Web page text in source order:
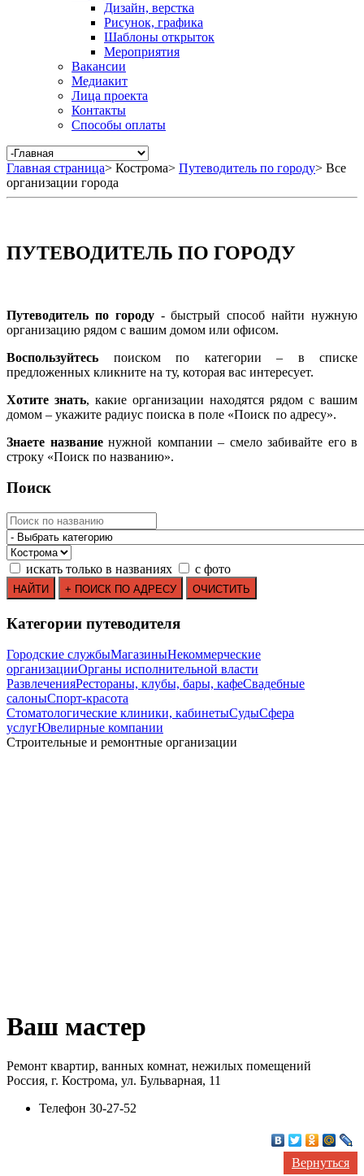
Дизайн, верстка
Рисунок, графика
Шаблоны открыток
Мероприятия
Вакансии
Медиакит
Лица проекта
Контакты
Способы оплаты
Главная страница> Кострома> Путеводитель по городу> Все
организации города
ПУТЕВОДИТЕЛЬ ПО ГОРОДУ
Путеводитель по городу- быстрый способ найти нужную
организацию рядом с вашим домом или офисом.
Воспользуйтесь поиском по категории – в списке
предложенных кликните на ту, которая вас интересует.
Хотите знать, какие организации находятся рядом с вашим
домом – укажите радиус поиска в поле «Поиск по адресу».
Знаете названиенужной компании – смело забивайте его в
строку «Поиск по названию».
Поиск
искать только в названиях с фото
Категории путеводителя
Городские службыМагазиныНекоммерческие
организацииОрганы исполнительной власти
РазвлеченияРестораны, клубы, бары, кафеСвадебные
салоныСпорт-красота
Стоматологические клиники, кабинетыСудыСфера
услугЮвелирные компании
Строительные и ремонтные организации
Ваш мастер
Ремонт квартир, ванных комнат, нежилых помещений
Россия, г. Кострома, ул. Бульварная, 11
Телефон 30-27-52
Вернуться